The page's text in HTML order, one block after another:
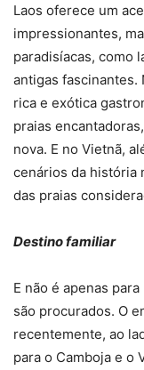
Laos oferece um
impressionantes,
paradisíacas, como
antigas fascinantes.
rica e exótica
praias
nova. E no Vietnã,
cenários da história
das praias
Destino familiar
E não é apenas
são procurados. O
recentemente, ao
para o Camboja e o